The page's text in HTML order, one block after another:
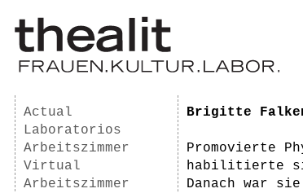
Actual
Laboratorios
Arbeitszimmer
Virtual
Arbeitszimmer
Brigitte
Promovierte
habilitierte
Danach war